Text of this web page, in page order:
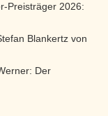
Preisträger 2026:
Blankertz von
Der